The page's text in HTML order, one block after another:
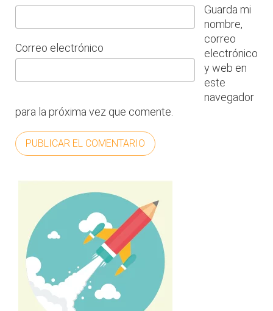
Correo electrónico
Guarda mi
nombre,
correo
electrónico
y web en
este
navegador
para la próxima vez que comente.